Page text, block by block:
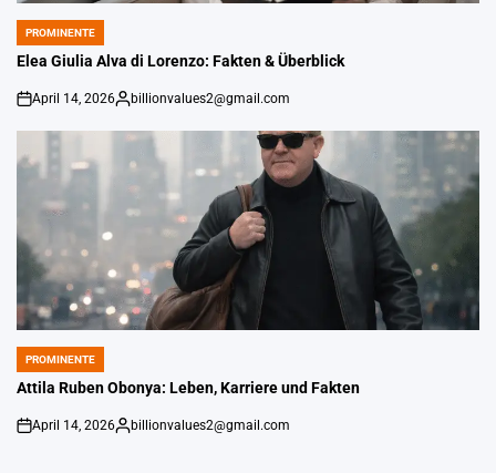
POSTED
IN
PROMINENTE
Elea Giulia Alva di Lorenzo: Fakten & Überblick
An
April 14, 2026
Gepostet
billionvalues2@gmail.com
POSTED
IN
PROMINENTE
Attila Ruben Obonya: Leben, Karriere und Fakten
An
April 14, 2026
Gepostet
billionvalues2@gmail.com